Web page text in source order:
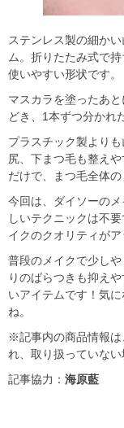
ステンレス製の細か
ム。折りたたみ式で
使いやすい形状です。
マスカラを塗ったあ
どき、1本ずつ分かれ
プラスチック製より
尻、下まつ毛も整え
だけで、まつ毛全体の
今回は、ダイソーの
しいテクニックは不
イクのクオリティがア
普段のメイクで少し
りのばらつきも抑え
いアイテムです！気
ね。
※記事内の商品情報は
れ、取り扱っていない
記事協力： 海原藍